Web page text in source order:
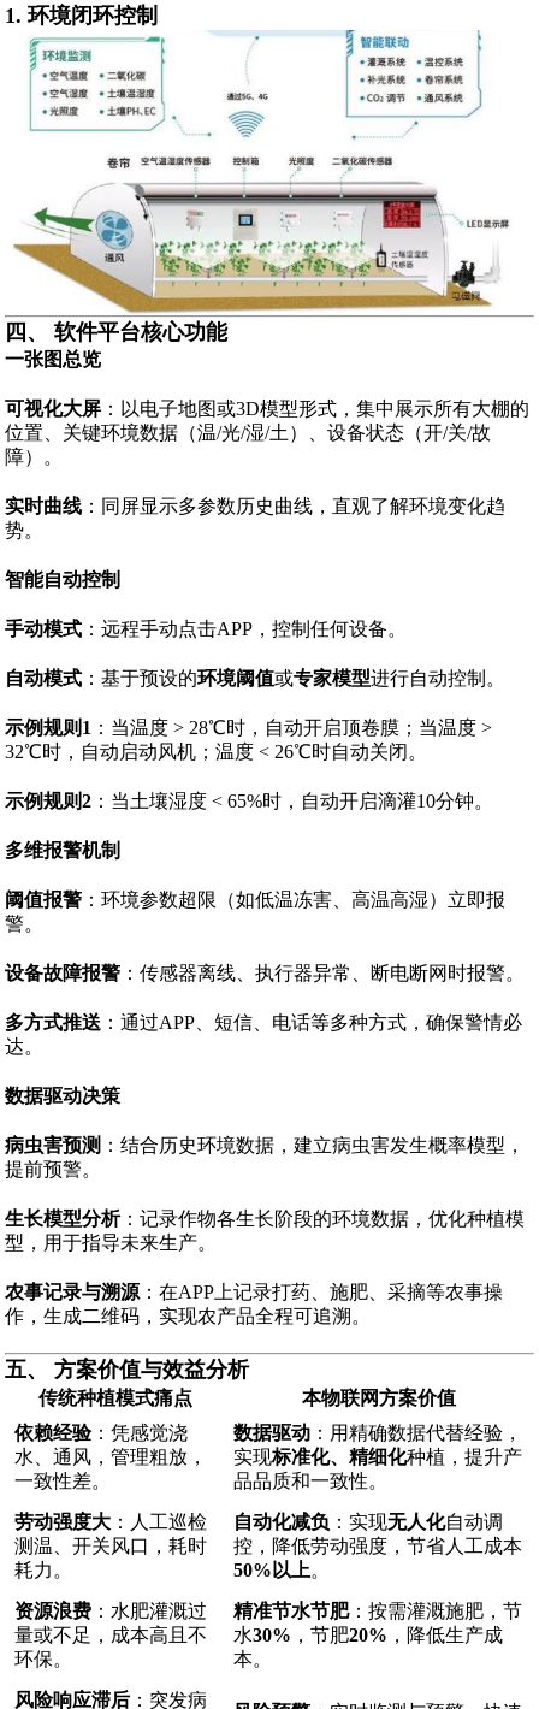
1. ‌环境闭环控制
四、 软件平台核心功能
一张图总览
可视化大屏 ：以电子地图或3D模型形式，集中展示所有大棚的
位置、关键环境数据（温/光/湿/土）、设备状态（开/关/故
障）。
实时曲线 ：同屏显示多参数历史曲线，直观了解环境变化趋
势。
智能自动控制
手动模式 ：远程手动点击APP，控制任何设备。
自动模式 ：基于预设的环境阈值或专家模型进行自动控制。
示例规则1 ：当温度 > 28℃时，自动开启顶卷膜；当温度 >
32℃时，自动启动风机；温度 < 26℃时自动关闭。
示例规则2 ：当土壤湿度 < 65%时，自动开启滴灌10分钟。
多维报警机制
阈值报警 ：环境参数超限（如低温冻害、高温高湿）立即报
警。
设备故障报警 ：传感器离线、执行器异常、断电断网时报警。
多方式推送 ：通过APP、短信、电话等多种方式，确保警情必
达。
数据驱动决策
病虫害预测 ：结合历史环境数据，建立病虫害发生概率模型，
提前预警。
生长模型分析：记录作物各生长阶段的环境数据，优化种植模
型，用于指导未来生产。
农事记录与溯源 ：在APP上记录打药、施肥、采摘等农事操
作，生成二维码，实现农产品全程可追溯。
五、 方案价值与效益分析
传统种植模式痛点
本物联网方案价值
依赖经验：凭感觉浇
水、通风，管理粗放，
一致性差。
数据驱动 ：用精确数据代替经验，
实现标准化、精细化种植，提升产
品品质和一致性。
劳动强度大 ：人工巡检
测温、开关风口，耗时
耗力。
自动化减负 ：实现无人化自动调
控，降低劳动强度，节省人工成本
50%以上。
资源浪费 ：水肥灌溉过
量或不足，成本高且不
环保。
精准节水节肥：按需灌溉施肥，节
水30% ，节肥20% ，降低生产成
本。
风险响应滞后 ：突发病